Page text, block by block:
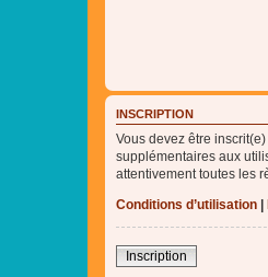
INSCRIPTION
Vous devez être
supplémentaires aux
attentivement toutes les
Conditions d’utilisation
Inscription